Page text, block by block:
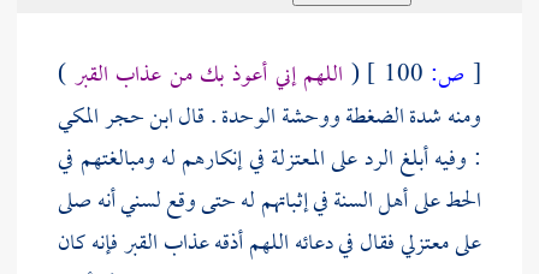
[ ص: ( اللهم إني أعوذ بك من عذاب القبر)
ومنه شدة الضغطة ووحشة الوحدة . قالابن حجر المكي
: وفيه أبلغ الرد علىالمعتزلةفي إنكارهم له ومبالغتهم في
الحط علىأهل السنةفي إثباتهم له حتى وقع لسني أنه صلى
على معتزلي فقال في دعائه اللهم أذقه عذاب القبر فإنه كان